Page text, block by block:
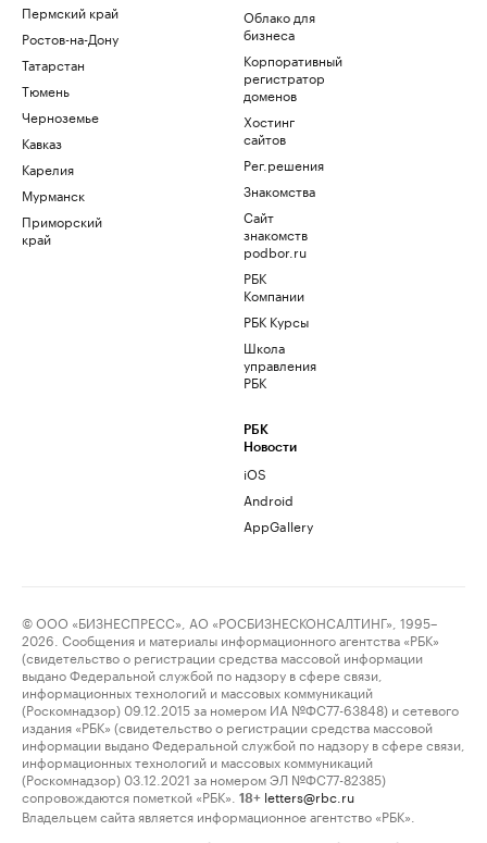
Пермский край
Ростов-на-Дону
Татарстан
Тюмень
Черноземье
Кавказ
Карелия
Мурманск
Приморский
край
Облако для
бизнеса
Корпоративный
регистратор
доменов
Хостинг
сайтов
Рег.решения
Знакомства
Сайт
знакомств
podbor.ru
РБК
Компании
РБК Курсы
Школа
управления
РБК
РБК
Новости
iOS
Android
AppGallery
© ООО «БИЗНЕСПРЕСС», АО «РОСБИЗНЕСКОНСАЛТИНГ», 1995–
2026. Сообщения и материалы информационного агентства «РБК»
(свидетельство о регистрации средства массовой информации
выдано Федеральной службой по надзору в сфере связи,
информационных технологий и массовых коммуникаций
(Роскомнадзор) 09.12.2015 за номером ИА №ФС77-63848) и сетевого
издания «РБК» (свидетельство о регистрации средства массовой
информации выдано Федеральной службой по надзору в сфере связи,
информационных технологий и массовых коммуникаций
(Роскомнадзор) 03.12.2021 за номером ЭЛ №ФС77-82385)
сопровождаются пометкой «РБК».
18+ letters@rbc.ru
Владельцем сайта является информационное агентство «РБК».